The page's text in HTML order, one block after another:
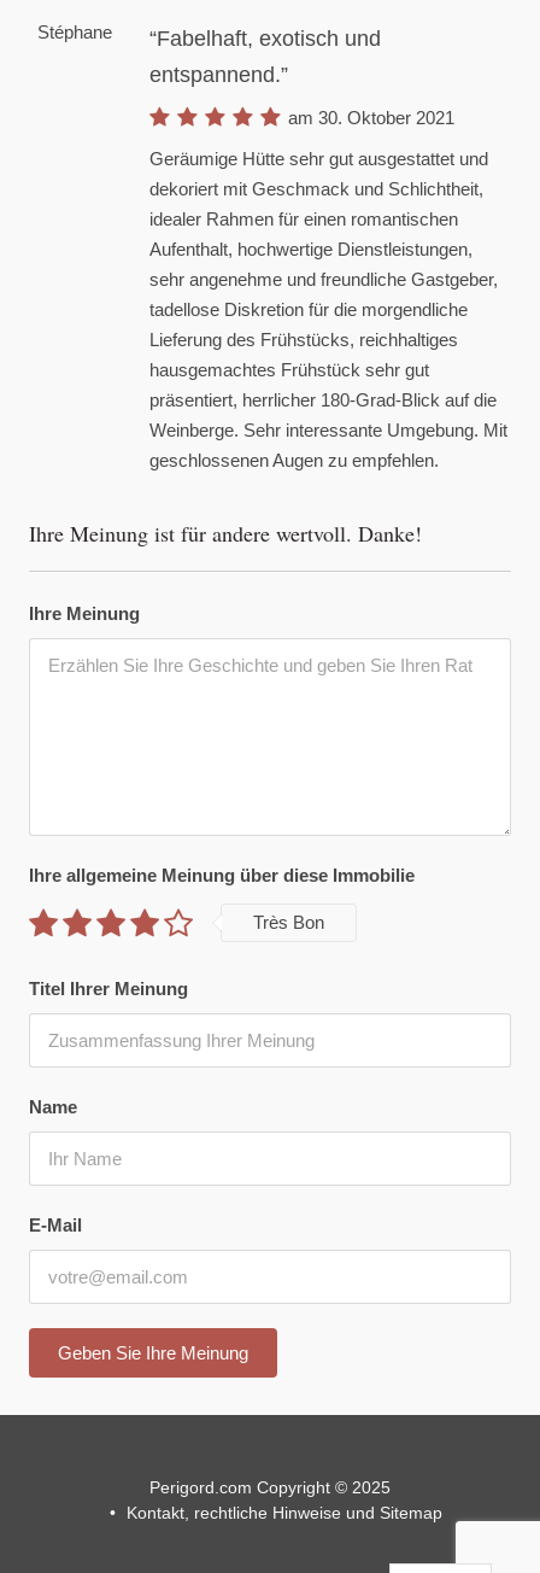
Stéphane
Fabelhaft, exotisch und
entspannend.
am 30. Oktober 2021
Geräumige Hütte sehr gut ausgestattet und
dekoriert mit Geschmack und Schlichtheit,
idealer Rahmen für einen romantischen
Aufenthalt, hochwertige Dienstleistungen,
sehr angenehme und freundliche Gastgeber,
tadellose Diskretion für die morgendliche
Lieferung des Frühstücks, reichhaltiges
hausgemachtes Frühstück sehr gut
präsentiert, herrlicher 180-Grad-Blick auf die
Weinberge. Sehr interessante Umgebung. Mit
geschlossenen Augen zu empfehlen.
Ihre Meinung ist für andere wertvoll. Danke!
Ihre Meinung
Name
E-Mail
Ihre allgemeine Meinung über diese Immobilie
Très Bon
Titel Ihrer Meinung
Perigord.com Copyright © 2025
Kontakt, rechtliche Hinweise und Sitemap